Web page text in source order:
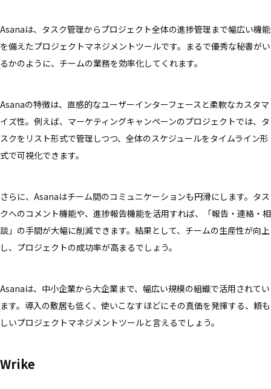
Asanaは、タスク管理からプロジェクト全体の進捗管理まで幅広い機能
を備えたプロジェクトマネジメントツールです。まるで優秀な秘書がい
るかのように、チームの業務を効率化してくれます。
Asanaの特徴は、直感的なユーザーインターフェースと柔軟なカスタマ
イズ性。例えば、マーケティングキャンペーンのプロジェクトでは、タ
スクをリスト形式で管理しつつ、全体のスケジュールをタイムライン形
式で可視化できます。
さらに、Asanaはチーム間のコミュニケーションも円滑にします。タス
クへのコメント機能や、進捗報告機能を活用すれば、「報告・連絡・相
談」の手間が大幅に削減できます。結果として、チームの生産性が向上
し、プロジェクトの成功率が高まるでしょう。
Asanaは、中小企業から大企業まで、幅広い規模の組織で活用されてい
ます。導入の敷居も低く、使いこなすほどにその真価を発揮する、頼も
しいプロジェクトマネジメントツールと言えるでしょう。
Wrike